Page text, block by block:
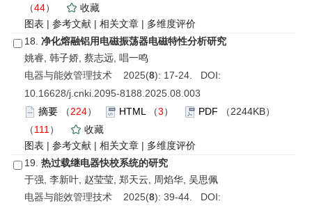
（44）
收藏
图表 | 参考文献 | 相关文章 | 多维度评价
18. 净化熔融铝用电磁振荡器电磁特性分析研究
姚睿, 韩子娇, 蔡志远, 唱一鸣
电器与能效管理技术 2025(8): 17-24. DOI:
10.16628/j.cnki.2095-8188.2025.08.003
摘要 （224） HTML （3） PDF （2244KB）
（111 ）
收藏
图表 | 参考文献 | 相关文章 | 多维度评价
19. 热过载继电器快校系统的研究
于强, 李新叶, 赵莹莹, 郑天云, 周焰华, 吴思佩
电器与能效管理技术 2025(8): 39-44. DOI: